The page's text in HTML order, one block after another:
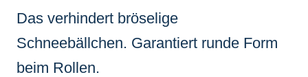
Das verhindert bröselige
Schneebällchen. Garantiert runde Form
beim Rollen.